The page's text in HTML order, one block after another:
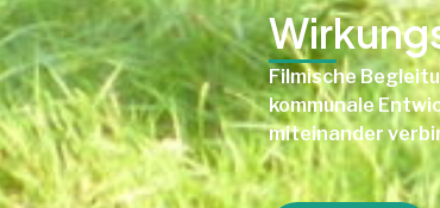
Filmische
kommunale
miteinander